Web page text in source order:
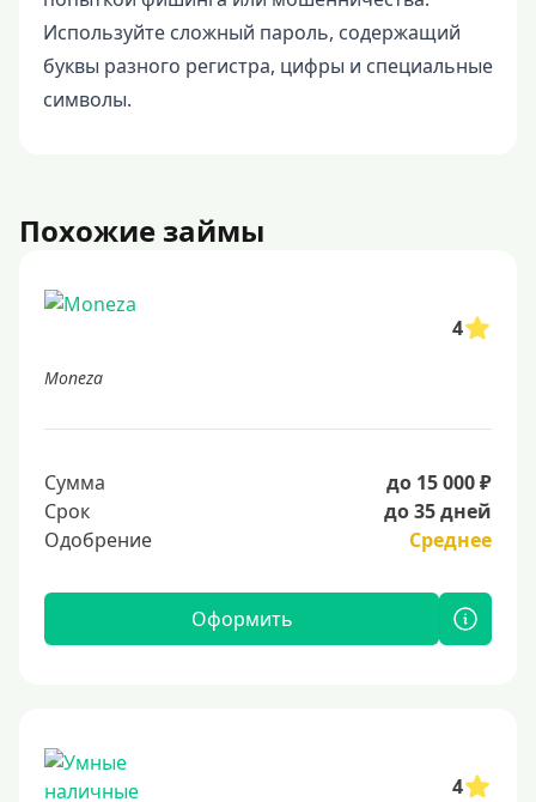
Используйте сложный пароль, содержащий
буквы разного регистра, цифры и специальные
символы.
Похожие займы
4
Moneza
Сумма
до 15 000 ₽
Срок
до 35 дней
Одобрение
Среднее
Оформить
4